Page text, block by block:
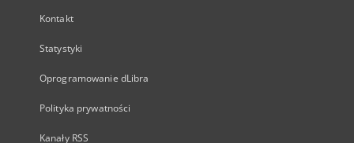
Kontakt
Statystyki
Oprogramowanie dLibra
Polityka prywatności
Kanały RSS